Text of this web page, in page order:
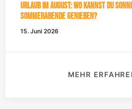
Urlaub im August: Wo kannst du
Sommerabende genießen?
15. Juni 2026
MEHR